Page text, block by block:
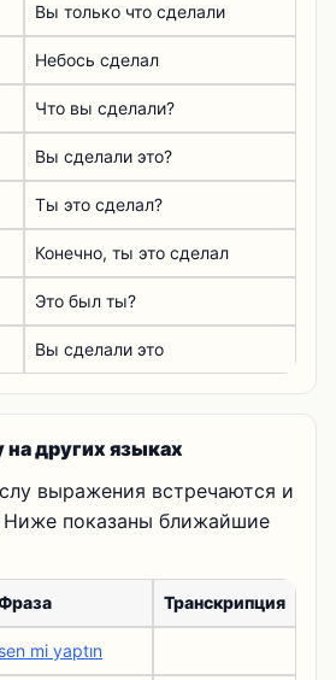
Вы только что сделали
Небось сделал
Что вы сделали?
Вы сделали это?
Ты это сделал?
Конечно, ты это сделал
Это был ты?
Вы сделали это
других языках
выражения встречаются и
Ниже показаны ближайшие
Транскрипция
sen mi yaptın